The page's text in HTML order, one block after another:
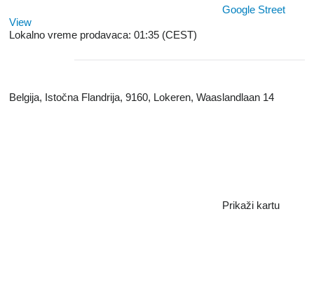
Google Street
View
Lokalno vreme prodavaca: 01:35 (CEST)
Belgija, Istočna Flandrija, 9160, Lokeren, Waaslandlaan 14
Prikaži kartu